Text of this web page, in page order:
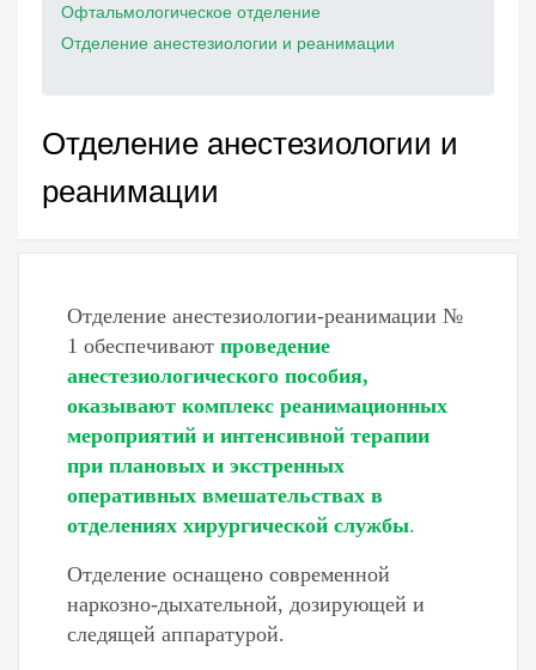
Офтальмологическое отделение
Отделение анестезиологии и реанимации
Отделение анестезиологии и
реанимации
Отделение анестезиологии-реанимации №
1 обеспечивают проведение
анестезиологического пособия,
оказывают комплекс реанимационных
мероприятий и интенсивной терапии
при плановых и экстренных
оперативных вмешательствах в
отделениях хирургической службы.
Отделение оснащено современной
наркозно-дыхательной, дозирующей и
следящей аппаратурой.